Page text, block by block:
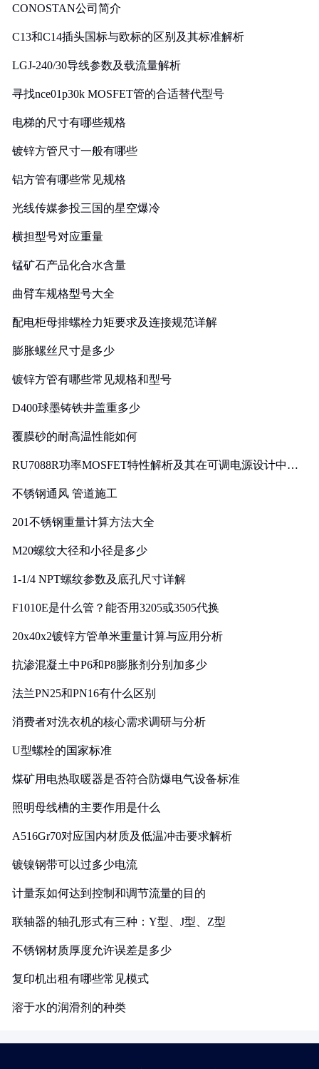
CONOSTAN公司简介
C13和C14插头国标与欧标的区别及其标准解析
LGJ-240/30导线参数及载流量解析
寻找nce01p30k MOSFET管的合适替代型号
电梯的尺寸有哪些规格
镀锌方管尺寸一般有哪些
铝方管有哪些常见规格
光线传媒参投三国的星空爆冷
横担型号对应重量
锰矿石产品化合水含量
曲臂车规格型号大全
配电柜母排螺栓力矩要求及连接规范详解
膨胀螺丝尺寸是多少
镀锌方管有哪些常见规格和型号
D400球墨铸铁井盖重多少
覆膜砂的耐高温性能如何
RU7088R功率MOSFET特性解析及其在可调电源设计中的
不锈钢通风 管道施工
201不锈钢重量计算方法大全
M20螺纹大径和小径是多少
1-1/4 NPT螺纹参数及底孔尺寸详解
F1010E是什么管？能否用3205或3505代换
20x40x2镀锌方管单米重量计算与应用分析
抗渗混凝土中P6和P8膨胀剂分别加多少
法兰PN25和PN16有什么区别
消费者对洗衣机的核心需求调研与分析
U型螺栓的国家标准
煤矿用电热取暖器是否符合防爆电气设备标准
照明母线槽的主要作用是什么
A516Gr70对应国内材质及低温冲击要求解析
镀镍钢带可以过多少电流
计量泵如何达到控制和调节流量的目的
联轴器的轴孔形式有三种：Y型、J型、Z型
不锈钢材质厚度允许误差是多少
复印机出租有哪些常见模式
溶于水的润滑剂的种类